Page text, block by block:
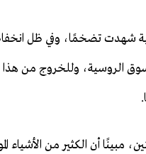
الروسية، وللخروج من
مبينًا أن الكثير من